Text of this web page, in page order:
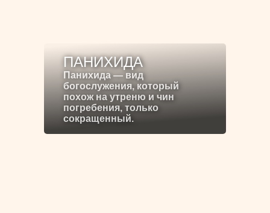
ПАНИХИДА
Панихида — вид
богослужения, который
похож на утреню и чин
погребения, только
сокращенный.